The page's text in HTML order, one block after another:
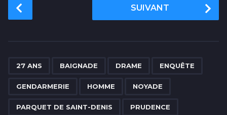
o
SUIVANT
27 ANS BAIGNADE DRAME ENQUÊTE
GENDARMERIE HOMME NOYADE
PARQUET DE SAINT-DENIS PRUDENCE